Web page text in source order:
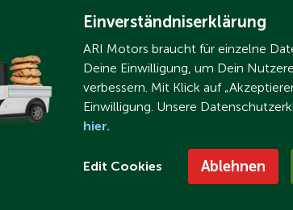
Einverständniserklärung
ARI Motors braucht für einzelne
Deine Einwilligung, um Dein
verbessern. Mit Klick auf
Einwilligung. Unsere
hier.
Edit Cookies Ablehnen